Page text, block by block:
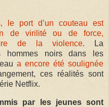
le port d’un couteau est
de virilité ou de force,
de la violence. La
hommes noirs dans les
a encore été soulignée
ces réalités sont
Netflix.
par les jeunes sont